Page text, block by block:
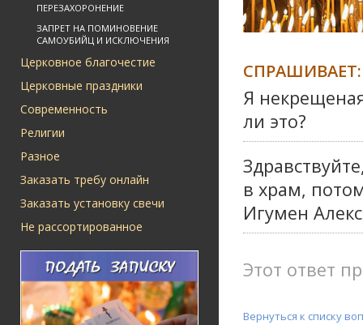
ПЕРЕЗАХОРОНЕНИЕ
ЗАПРЕТ НА ПОМИНОВЕНИЕ
САМОУБИЙЦ И ИСКЛЮЧЕНИЯ
Церковное благочестие
Церковные праздники
Современность
Религии
Разное
Заказать требу онлайн
Заказать установку свечи
Не рассортированное
СПРАШИВАЕТ:
Я
ли это?
в храм,
Игумен
Этот ответ
Вернуться к списку